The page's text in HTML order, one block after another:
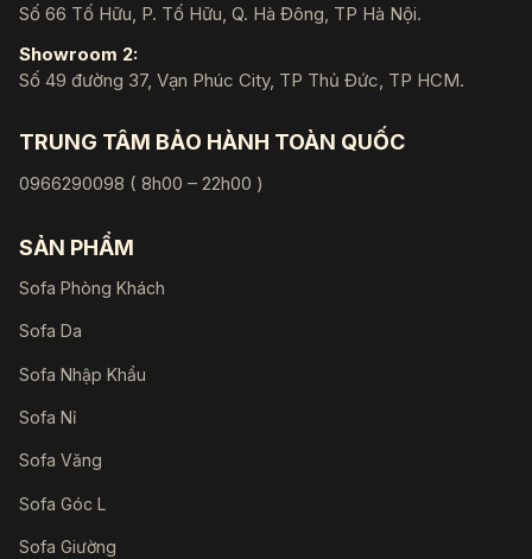
Số 66 Tố Hữu, P. Tố Hữu, Q. Hà Đông, TP Hà Nội.
Showroom 2:
Số 49 đường 37, Vạn Phúc City, TP Thủ Đức, TP HCM.
TRUNG TÂM BẢO HÀNH TOÀN QUỐC
0966290098 ( 8h00 – 22h00 )
SẢN PHẨM
Sofa Phòng Khách
Sofa Da
Sofa Nhập Khẩu
Sofa Nỉ
Sofa Văng
Sofa Góc L
Sofa Giường